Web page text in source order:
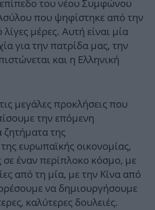
του νέου Συμφώνου
που ψηφίστηκε από την
μέρες. Αυτή είναι μία
για την πατρίδα μας, την
και η Ελληνική
μεγάλες προκλήσεις που
την επόμενη
ζητήματα της
ευρωπαϊκής οικονομίας,
έναν περίπλοκο κόσμο, με
από τη μία, με την Κίνα από
να δημιουργήσουμε
καλύτερες δουλειές.